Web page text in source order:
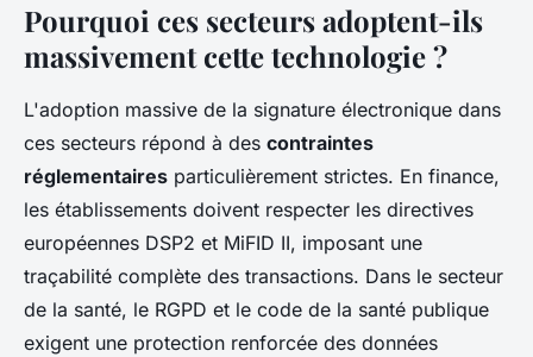
Pourquoi ces secteurs adoptent-ils
massivement cette technologie ?
L'adoption massive de la signature électronique dans
ces secteurs répond à des contraintes
réglementaires particulièrement strictes. En finance,
les établissements doivent respecter les directives
européennes DSP2 et MiFID II, imposant une
traçabilité complète des transactions. Dans le secteur
de la santé, le RGPD et le code de la santé publique
exigent une protection renforcée des données